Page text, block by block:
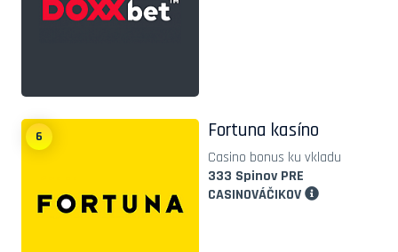
6 Fortuna kasíno
Casino bonus ku vkladu
333 Spinov PRE
CASINOVÁČIKOV